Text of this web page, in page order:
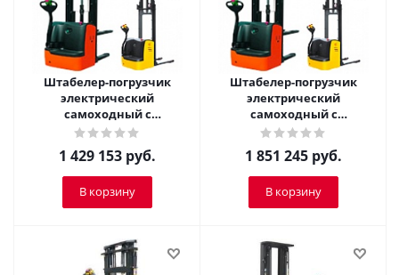
Штабелер-погрузчик
электрический
самоходный с
платформой TOR 1,25 т 5,6
1 429 153 руб.
В корзину
Штабелер-погрузчик
электрический
самоходный с
платформой TOR 1,5 т 3,0
1 851 245 руб.
В корзину